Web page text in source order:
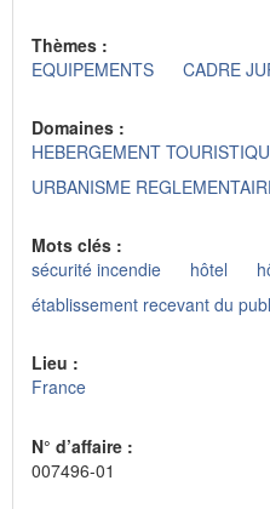
Thèmes :
EQUIPEMENTS
CADRE
Domaines :
HEBERGEMENT
URBANISME
Mots clés :
sécurité incendie
hôtel
établissement recevant du
Lieu :
France
N° d’affaire :
007496-01